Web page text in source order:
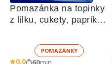
Pomazánka na topinky
z lilku, cukety, paprik,
žampionů
POMAZÁNKY
0,0